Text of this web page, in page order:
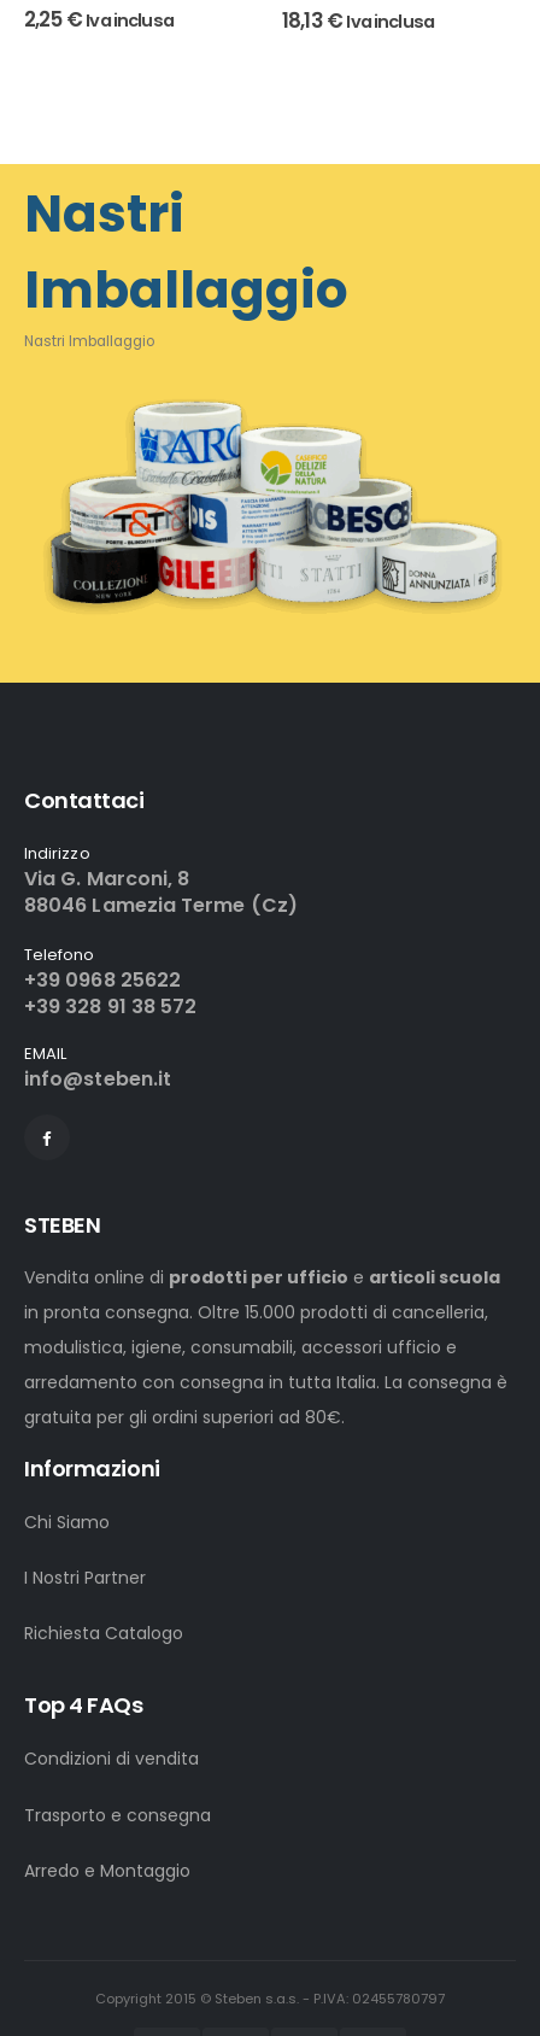
2,25€ Iva inclusa 18,13€ Iva inclusa
Nastri
Imballaggio
Nastri Imballaggio
Contattaci
Indirizzo
Via G. Marconi, 8
88046 Lamezia Terme (Cz)
Telefono
+39 0968 25622
+39 328 91 38 572
EMAIL
info@steben.it
STEBEN
Vendita online di prodotti per ufficio e articoli scuola
in pronta consegna. Oltre 15.000 prodotti di cancelleria,
modulistica, igiene, consumabili, accessori ufficio e
arredamento con consegna in tutta Italia. La consegna è
gratuita per gli ordini superiori ad 80€.
Informazioni
Chi Siamo
I Nostri Partner
Richiesta Catalogo
Top 4 FAQs
Condizioni di vendita
Trasporto e consegna
Arredo e Montaggio
Copyright 2015 © Steben s.a.s. - P.IVA: 02455780797